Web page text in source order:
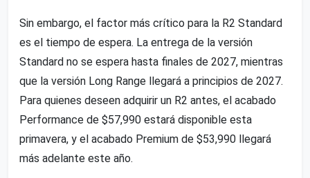
Sin embargo, el factor más crítico para la R2 Standard
es el tiempo de espera. La entrega de la versión
Standard no se espera hasta finales de 2027, mientras
que la versión Long Range llegará a principios de 2027.
Para quienes deseen adquirir un R2 antes, el acabado
Performance de $57,990 estará disponible esta
primavera, y el acabado Premium de $53,990 llegará
más adelante este año.